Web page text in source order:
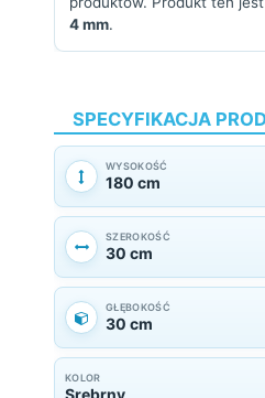
4 mm.
SPECYFIKACJA
WYSOKOŚĆ
180 cm
SZEROKOŚĆ
30 cm
GŁĘBOKOŚĆ
30 cm
KOLOR
Srebrny